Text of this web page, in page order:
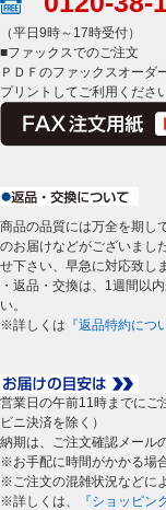
（平日9時～17時受付）
■ファックスでのご注文
ＰＤＦのファックスオーダ
プリントしてご利用ください
商品の品質には万全を期し
のお届けなどがございまし
せ下さい、早急に対応致し
・返品・交換は、1週間以
い。
※詳しくは 『返品特約につ
営業日の午前11時までにご
ビニ決済を除く）
納期は、ご注文確認メール
※お手配に時間がかかる場
※ご注文の混雑状況などに
※詳しくは、
『ショッピン